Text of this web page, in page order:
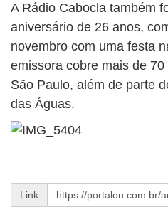
A Rádio Cabocla também
aniversário de 26 anos,
novembro com uma festa
emissora cobre mais de
São Paulo, além de parte
das Águas.
Link